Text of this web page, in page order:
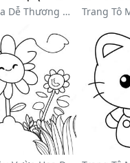
Phi Hành Gia Dễ Thương Đang Trôi Trong Không Gian Trên Trang Tô Màu